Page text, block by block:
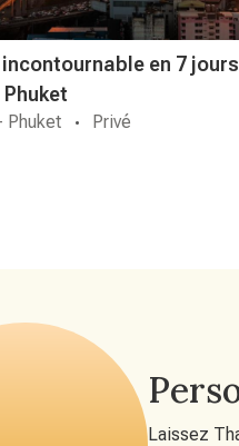
en 7
Phuket
Phuket Privé
Laissez